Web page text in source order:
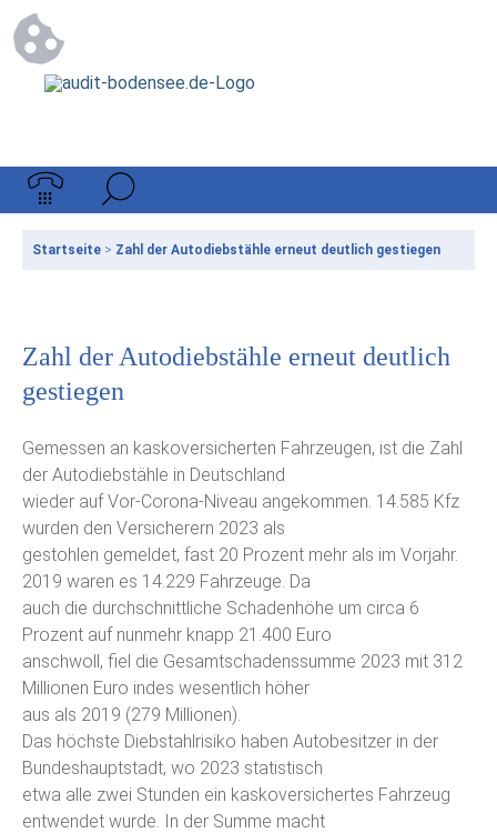
Startseite > Zahl der Autodiebstähle erneut deutlich gestiegen
Zahl der Autodiebstähle erneut deutlich
gestiegen
Gemessen an kaskoversicherten Fahrzeugen, ist die Zahl
der Autodiebstähle in Deutschland
wieder auf Vor-Corona-Niveau angekommen. 14.585 Kfz
wurden den Versicherern 2023 als
gestohlen gemeldet, fast 20 Prozent mehr als im Vorjahr.
2019 waren es 14.229 Fahrzeuge. Da
auch die durchschnittliche Schadenhöhe um circa 6
Prozent auf nunmehr knapp 21.400 Euro
anschwoll, fiel die Gesamtschadenssumme 2023 mit 312
Millionen Euro indes wesentlich höher
aus als 2019 (279 Millionen).
Das höchste Diebstahlrisiko haben Autobesitzer in der
Bundeshauptstadt, wo 2023 statistisch
etwa alle zwei Stunden ein kaskoversichertes Fahrzeug
entwendet wurde. In der Summe macht